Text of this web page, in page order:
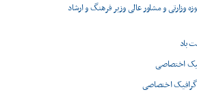
وزارتی و مشاور عالی وزیر فرهنگ و ارشاد
باد
اختصاصی
گرافیک اختصاصی